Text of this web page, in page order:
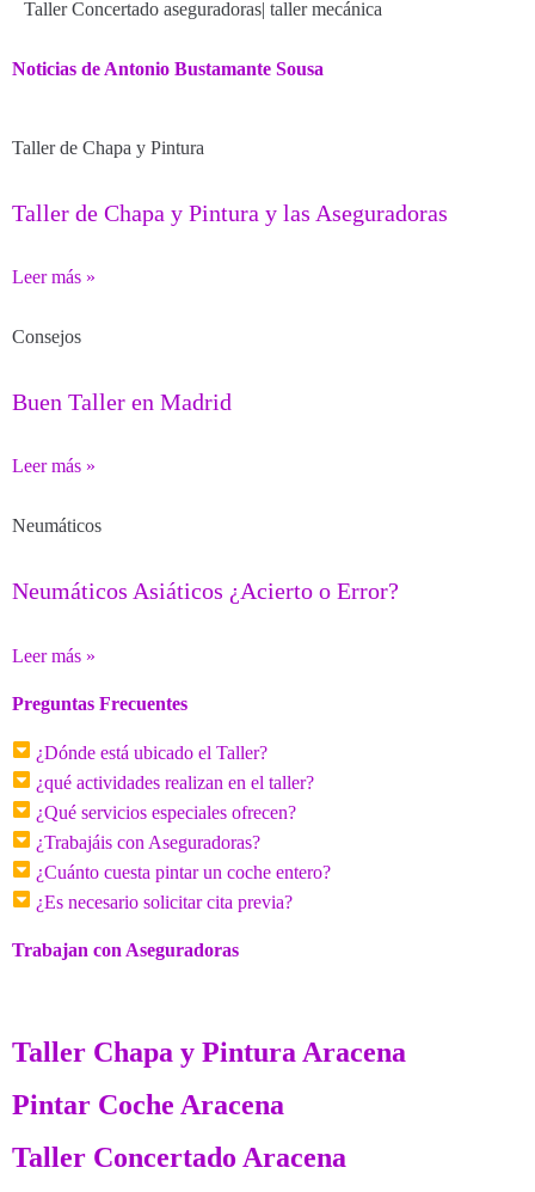
Taller Concertado aseguradoras| taller mecánica
Noticias de Antonio Bustamante Sousa
Taller de Chapa y Pintura
Taller de Chapa y Pintura y las Aseguradoras
Leer más »
Consejos
Buen Taller en Madrid
Leer más »
Neumáticos
Neumáticos Asiáticos ¿Acierto o Error?
Leer más »
Preguntas Frecuentes
¿Dónde está ubicado el Taller?
¿qué actividades realizan en el taller?
¿Qué servicios especiales ofrecen?
¿Trabajáis con Aseguradoras?
¿Cuánto cuesta pintar un coche entero?
¿Es necesario solicitar cita previa?
Trabajan con Aseguradoras
Taller Chapa y Pintura Aracena
Pintar Coche Aracena
Taller Concertado Aracena